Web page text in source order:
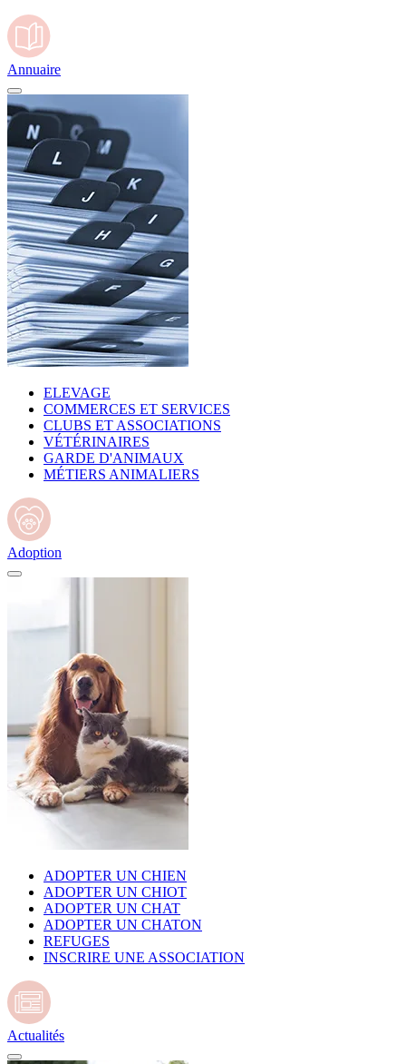
Annuaire
ELEVAGE
COMMERCES ET SERVICES
CLUBS ET ASSOCIATIONS
VÉTÉRINAIRES
GARDE D'ANIMAUX
MÉTIERS ANIMALIERS
Adoption
ADOPTER UN CHIEN
ADOPTER UN CHIOT
ADOPTER UN CHAT
ADOPTER UN CHATON
REFUGES
INSCRIRE UNE ASSOCIATION
Actualités